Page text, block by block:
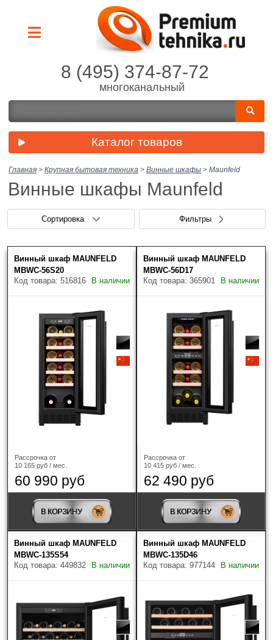
8 (495) 374-87-72
многоканальный
Каталог товаров
Главная > Крупная бытовая техника > Винные шкафы > Maunfeld
Винные шкафы Maunfeld
Сортировка Фильтры
Скрыть фильтры Нет выбранных товаров
Цена (руб.)
Наличие
Только в наличии
Производитель
Maunfeld
Тип винного шкафа
Двухзонный(7)
Однозонный
Винный шкаф MAUNFELD
MBWC-56S20
Код товара: 516816
В наличии
Рассрочка от
10 165 руб / мес.
60 990 руб
В КОРЗИНУ
Винный шкаф MAUNFELD
MBWC-56D17
Код товара: 365901
В наличии
Рассрочка от
10 415 руб / мес.
62 490 руб
В КОРЗИНУ
Винный шкаф MAUNFELD
MBWC-135S54
Код товара: 449832
В наличии
Винный шкаф MAUNFELD
MBWC-135D46
Код товара: 977144
В наличии